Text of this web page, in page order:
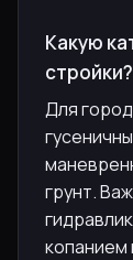
Какую
стройки?
Для
грунт.
копанием